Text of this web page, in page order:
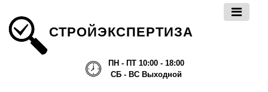
СТРОЙЭКСПЕРТИЗА
ПН - ПТ 10:00 - 18:00
СБ - ВС Выходной